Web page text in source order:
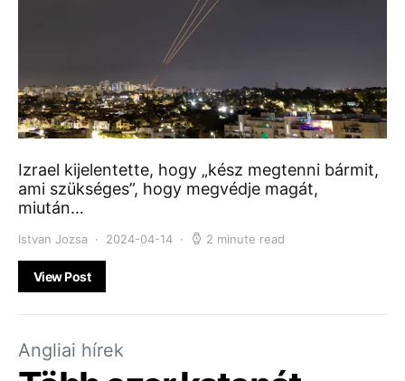
Izrael kijelentette, hogy „kész megtenni bármit,
ami szükséges”, hogy megvédje magát,
miután…
Istvan Jozsa 2024-04-14 2 minute read
View Post
Angliai hírek